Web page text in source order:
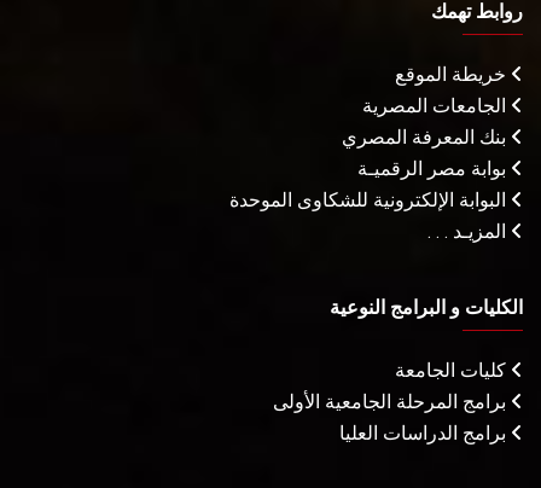
روابط تهمك
خريطة الموقع
الجامعات المصرية
بنك المعرفة المصري
بوابة مصر الرقميـة
البوابة الإلكترونية للشكاوى الموحدة
المزيـد . . .
الكليات و البرامج النوعية
كليات الجامعة
برامج المرحلة الجامعية الأولى
برامج الدراسات العليا